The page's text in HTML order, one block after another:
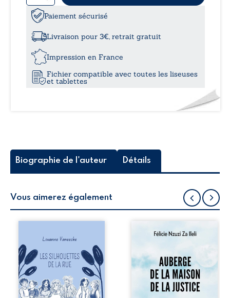
de
HPI,
l’envers
du
décor
Témoignages
poignants
Paiement sécurisé
Livraison pour 3€, retrait gratuit
Impression en France
Fichier compatible avec toutes les liseuses
et tablettes
Biographie de l'auteur Détails
Vous aimerez également
la rue donne la
parole à six
personnages
ordinaires,
traversés par des
pensées, des
émotions et des
Auberge de la
récit-témoignage
consacré au
parcours
exemplaire de
Mbala Zi Nkuaku